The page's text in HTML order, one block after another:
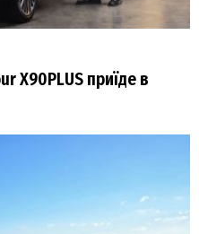
X90PLUS приїде в